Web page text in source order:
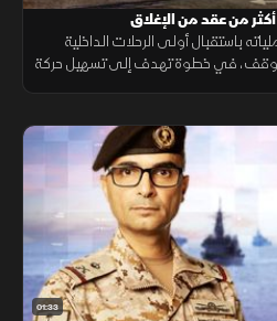
من عقد من الإغلاق
باستقبال أولى الرحلات الداخلية
في خطوة تهدف إلى تسهيل حركة
01:33